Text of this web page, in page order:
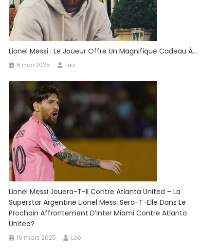
Lionel Messi : Le Joueur Offre Un Magnifique Cadeau À…
6 mai 2025 Leo
Lionel Messi Jouera-T-Il Contre Atlanta United – La
Superstar Argentine Lionel Messi Sera-T-Elle Dans Le
Prochain Affrontement D’Inter Miami Contre Atlanta
United?
16 mars 2025 Leo